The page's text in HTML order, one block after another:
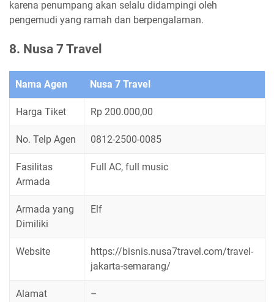
karena penumpang akan selalu didampingi oleh
pengemudi yang ramah dan berpengalaman.
8. Nusa 7 Travel
Nama Agen Nusa 7 Travel
Harga Tiket Rp 200.000,00
No. Telp Agen 0812-2500-0085
Fasilitas
Armada
Full AC, full music
Armada yang
Dimiliki
Elf
Website
https://bisnis.nusa7travel.com/travel-
jakarta-semarang/
Alamat –